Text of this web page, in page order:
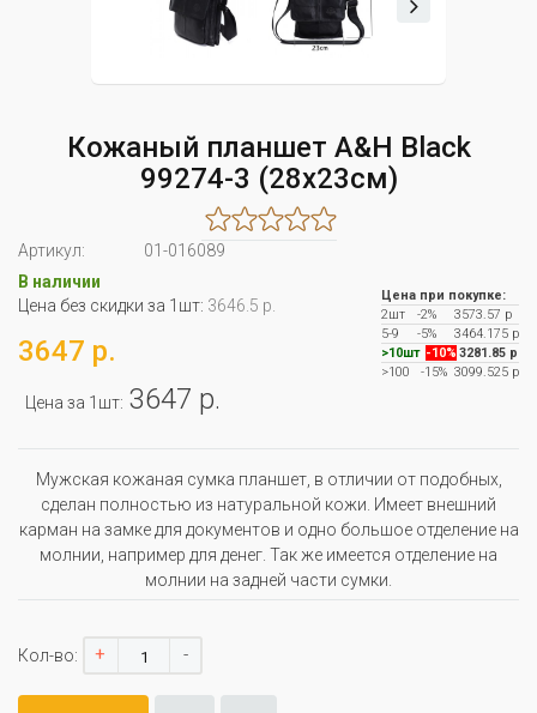
Кожаный планшет A&H Black
99274-3 (28x23см)
Артикул:
01-016089
В наличии
Цена без скидки за 1шт: 3646.5 р.
3647 р.
Цена за 1шт: 3647 р.
Цена при покупке:
2шт
-2%
3573.57 р
5-9
-5%
3464.175 р
>10шт -10% 3281.85 р
>100
-15% 3099.525 р
Мужская кожаная сумка планшет, в отличии от подобных,
сделан полностью из натуральной кожи. Имеет внешний
карман на замке для документов и одно большое отделение на
молнии, например для денег. Так же имеется отделение на
молнии на задней части сумки.
Кол-во: + -